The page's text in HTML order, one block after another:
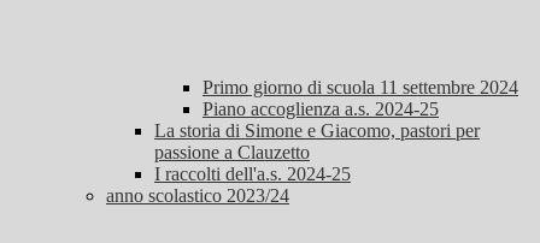
Primo giorno di scuola 11 settembre 2024
Piano accoglienza a.s. 2024-25
La storia di Simone e Giacomo, pastori per
passione a Clauzetto
I raccolti dell'a.s. 2024-25
anno scolastico 2023/24